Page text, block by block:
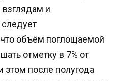
и
что объём поглощаемой
отметку в 7% от
после полугода